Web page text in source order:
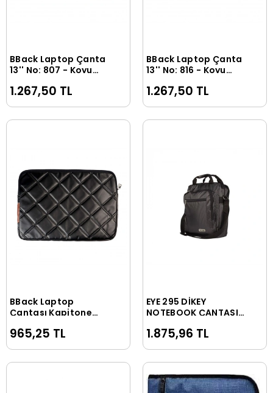
Sepete Ekle
BBack Laptop Çanta
13'' No: 807 - Koyu
1.267,50 TL
Sepete Ekle
BBack Laptop Çanta
13'' No: 816 - Koyu
1.267,50 TL
Sepete Ekle
BBack Laptop
Çantası Kapitone
965,25 TL
Sepete Ekle
EYE 295 DİKEY
NOTEBOOK ÇANTASI
SİYAH
1.875,96 TL